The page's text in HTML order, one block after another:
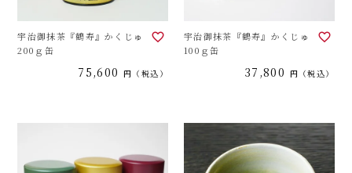
宇治御抹茶『鶴寿』かくじゅ
200ｇ缶
75,600 税込
宇治御抹茶『鶴寿』かくじゅ
100ｇ缶
37,800 税込